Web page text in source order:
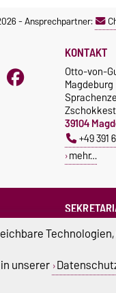
-Ansprechpartner:
KONTAKT
Otto-von-
Magdeburg
39104
+49 391
mehr…
SPRZ
unserer